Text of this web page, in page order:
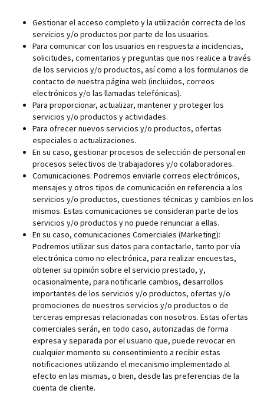
Gestionar el acceso completo y la utilización correcta de los
servicios y/o productos por parte de los usuarios.
Para comunicar con los usuarios en respuesta a incidencias,
solicitudes, comentarios y preguntas que nos realice a través
de los servicios y/o productos, así como a los formularios de
contacto de nuestra página web (incluidos, correos
electrónicos y/o las llamadas telefónicas).
Para proporcionar, actualizar, mantener y proteger los
servicios y/o productos y actividades.
Para ofrecer nuevos servicios y/o productos, ofertas
especiales o actualizaciones.
En su caso, gestionar procesos de selección de personal en
procesos selectivos de trabajadores y/o colaboradores.
Comunicaciones: Podremos enviarle correos electrónicos,
mensajes y otros tipos de comunicación en referencia a los
servicios y/o productos, cuestiones técnicas y cambios en los
mismos. Estas comunicaciones se consideran parte de los
servicios y/o productos y no puede renunciar a ellas.
En su caso, comunicaciones Comerciales (Marketing):
Podremos utilizar sus datos para contactarle, tanto por vía
electrónica como no electrónica, para realizar encuestas,
obtener su opinión sobre el servicio prestado, y,
ocasionalmente, para notificarle cambios, desarrollos
importantes de los servicios y/o productos, ofertas y/o
promociones de nuestros servicios y/o productos o de
terceras empresas relacionadas con nosotros. Estas ofertas
comerciales serán, en todo caso, autorizadas de forma
expresa y separada por el usuario que, puede revocar en
cualquier momento su consentimiento a recibir estas
notificaciones utilizando el mecanismo implementado al
efecto en las mismas, o bien, desde las preferencias de la
cuenta de cliente.